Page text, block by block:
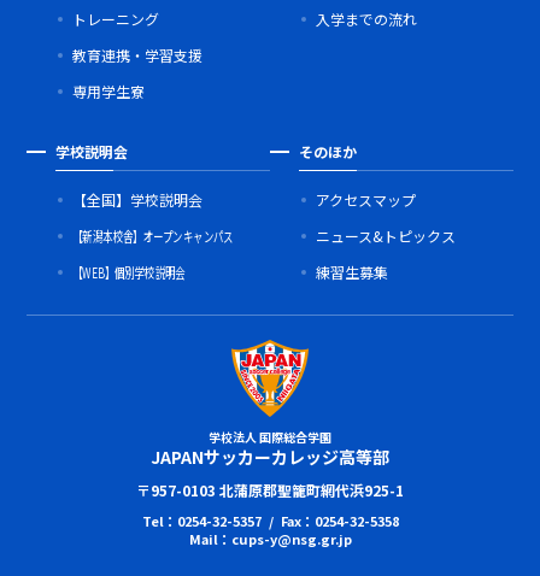
トレーニング
教育連携・学習支援
専用学生寮
入学までの流れ
学校説明会
【全国】学校説明会
【新潟本校舎】オープンキャンパス
【WEB】個別学校説明会
そのほか
アクセスマップ
ニュース&トピックス
練習生募集
学校法人 国際総合学園
JAPANサッカーカレッジ高等部
〒957-0103 北蒲原郡聖籠町網代浜925-1
Tel：0254-32-5357 / Fax：0254-32-5358
Mail：cups-y@nsg.gr.jp